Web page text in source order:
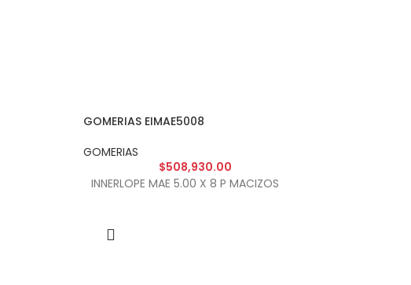
GOMERIAS EIMAE5008
GOMERIAS
$508,930.00
INNERLOPE MAE 5.00 X 8 P MACIZOS